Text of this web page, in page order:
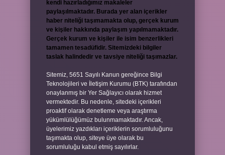
kendi hazırladığımız makaleler
paylaşılmaktadır. Burada yer alan içerikler
haber niteliği taşımamakta olup, gerçek kurum
ve kişiler hakkında paylaşım yapılmamaktadır.
Gerçek kurum ve kişiler ile isim benzerlikleri
tamamen tesadüfidir. Sitemizdeki bilgiler
taslak halindedir ve tavsiye niteliği taşımazlar.
Sitemiz, 5651 Sayılı Kanun gereğince Bilgi
Teknolojileri ve İletişim Kurumu (BTK) tarafından
onaylanmış bir Yer Sağlayıcı olarak hizmet
vermektedir. Bu nedenle, sitedeki içerikleri
proaktif olarak denetleme veya araştırma
yükümlülüğümüz bulunmamaktadır. Ancak,
üyelerimiz yazdıkları içeriklerin sorumluluğunu
taşımakta olup, siteye üye olarak bu
sorumluluğu kabul etmiş sayılırlar.